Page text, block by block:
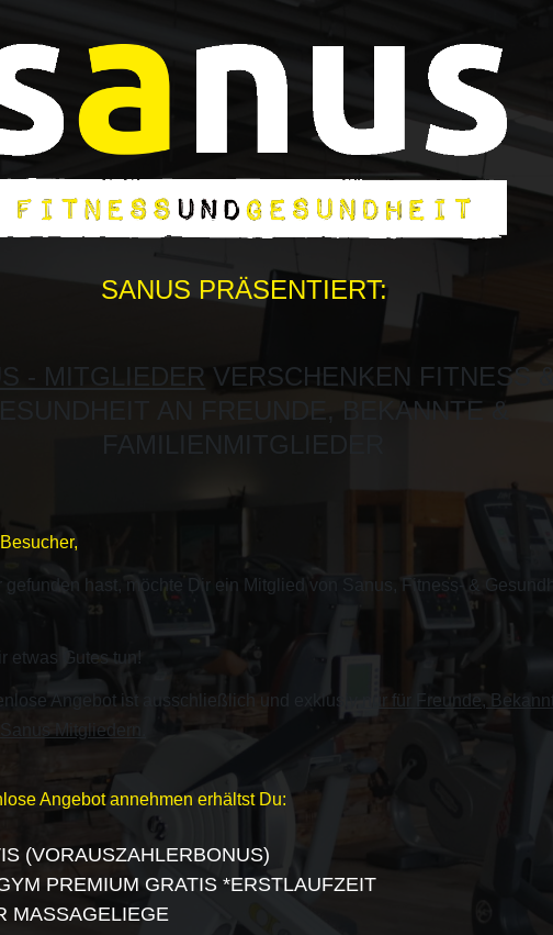
SANUS PRÄSENTIERT:
- MITGLIEDER VERSCHENKEN FITNESS &
AN FREUNDE, BEKANNTE &
FAMILIENMITGLIEDER
hast, möchte Dir ein Mitglied von Sanus, Fitness- &
etwas Gutes tun!
Angebot ist ausschließlich und exklusiv
nur für Freunde,
Mitgliedern.
Angebot annehmen erhältst Du:
(VORAUSZAHLERBONUS)
PREMIUM GRATIS *ERSTLAUFZEIT
MASSAGELIEGE